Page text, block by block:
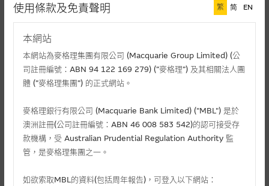
溢價
引伸波幅
到期日(日-月-年) 02/12/2026
上市日(日-月-年)
最後交易日(日-月-年) 26/11/2026
距離到期日 117日
每手(份)
街貨量(百萬份) 7.46
使用條款及免責聲明 繁 简 EN
本網站
本網站為麥格理集團有限公司 (Macquarie Group Limited) (公
司註冊編號：ABN 94 122 169 279) (”麥格理”) 及其相關法人團
體 (”麥格理集團”) 的正式網站。
麥格理銀行有限公司 (Macquarie Bank Limited) ("MBL") 是於
澳洲註冊(公司註冊編號：ABN 46 008 583 542)的認可接受存
款機構，受 Australian Prudential Regulation Authority 監
管，是麥格理集團之一。
如欲索取MBL的資料(包括周年報告)，可登入以下網站：